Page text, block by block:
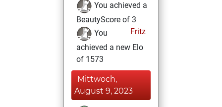
You achieved a
BeautyScore of 3
Fritz
You
achieved a new Elo
of 1573
Mittwoch,
August 9, 2023